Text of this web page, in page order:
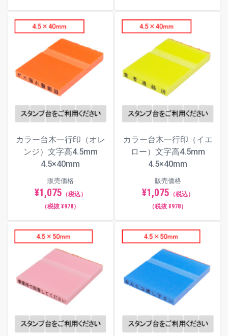
カラー台木一行印（オレ
ンジ）文字高4.5mm
4.5×40mm
販売価格
¥1,075 （税込）
（税抜 ¥978）
カラー台木一行印（イエ
ロー）文字高4.5mm
4.5×40mm
販売価格
¥1,075 （税込）
（税抜 ¥978）